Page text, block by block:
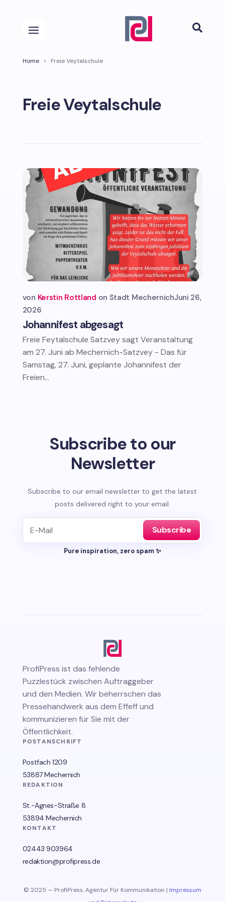

Home > Freie Veytalschule
Freie Veytalschule
Johannifest abgesagt
von Kerstin Rottland Stadt MechernichJuni 26,
2026
Freie Feytalschule Satzvey sagt Veranstaltung
am 27. Juni ab Mechernich-Satzvey - Das für
Samstag, 27. Juni, geplante Johannifest der
Freien...
Subscribe to our
Newsletter
Subscribe to our email newsletter to get the latest
posts delivered right to your email.
Subscribe
Pure inspiration, zero spam ✨
ProfiPress ist das fehlende
Puzzlestück zwischen Auftraggeber
und den Medien. Wir beherrschen das
Pressehandwerk aus dem Effeff und
kommunizieren für Sie mit der
Öffentlichkeit.
POSTANSCHRIFT
Postfach 1209
53887 Mechernich
REDAKTION
St.-Agnes-Straße 8
53894 Mechernich
KONTAKT
02443 903964
redaktion@profipress.de
© 2025 — ProfiPress, Agentur Für Kommunikation | Impressum